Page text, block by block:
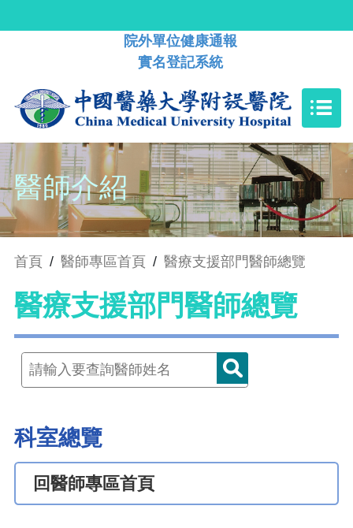
院外單位健康通報
實名登記系統
醫師介紹
首頁 / 醫師專區首頁 / 醫療支援部門醫師總覽
醫療支援部門醫師總覽
科室總覽
回醫師專區首頁